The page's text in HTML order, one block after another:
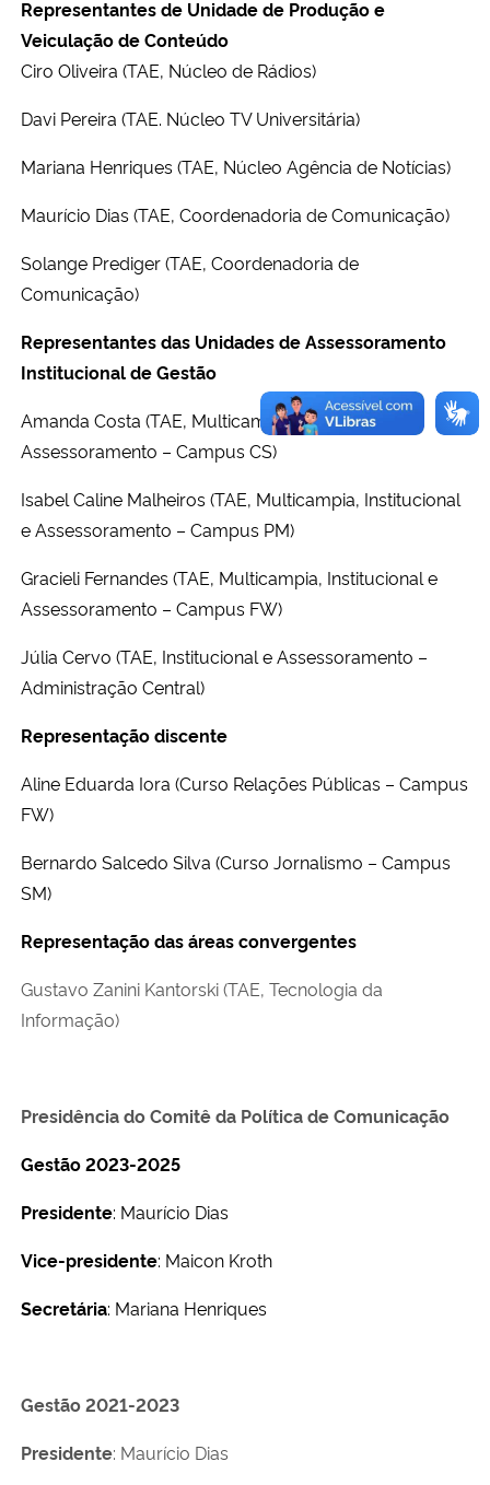
Representantes de Unidade de Produção e
Veiculação de Conteúdo
Ciro Oliveira (TAE, Núcleo de Rádios)
Davi Pereira (TAE. Núcleo TV Universitária)
Mariana Henriques (TAE, Núcleo Agência de Notícias)
Maurício Dias (TAE, Coordenadoria de Comunicação)
Solange Prediger (TAE, Coordenadoria de
Comunicação)
Representantes das Unidades de Assessoramento
Institucional de Gestão
Amanda Costa (TAE, Multicampia, Institucional e
Assessoramento – Campus CS)
Isabel Caline Malheiros (TAE, Multicampia, Institucional
e Assessoramento – Campus PM)
Gracieli Fernandes (TAE, Multicampia, Institucional e
Assessoramento – Campus FW)
Júlia Cervo (TAE, Institucional e Assessoramento –
Administração Central)
Representação discente
Aline Eduarda Iora (Curso Relações Públicas – Campus
FW)
Bernardo Salcedo Silva (Curso Jornalismo – Campus
SM)
Representação das áreas convergentes
Gustavo Zanini Kantorski (TAE, Tecnologia da
Informação)
Presidência do Comitê da Política de Comunicação
Gestão 2023-2025
Presidente: Maurício Dias
Vice-presidente: Maicon Kroth
Secretária: Mariana Henriques
Gestão 2021-2023
Presidente: Maurício Dias